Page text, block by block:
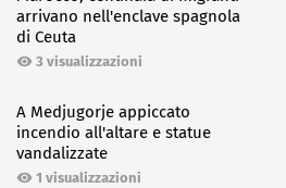
arrivano nell'enclave spagnola
di Ceuta
3 visualizzazioni
A Medjugorje appiccato
incendio all'altare e statue
vandalizzate
1 visualizzazioni